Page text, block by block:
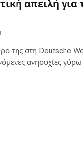
απειλή για
της στη Deutsche
ανησυχίες